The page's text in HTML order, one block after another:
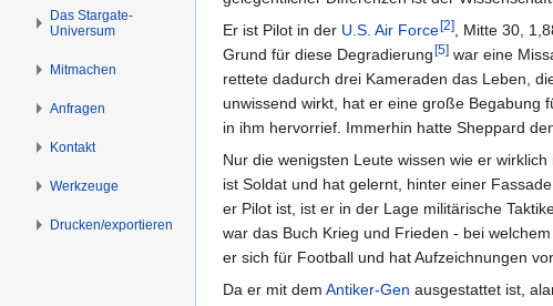
s
p
r
i
n
g
e
n
g
e
n
Er ist Pilot in der U.S. Air Force[2], Mitte 30,
Grund für diese Degradierung[5] war eine
rettete dadurch drei Kameraden das Leben,
unwissend wirkt, hat er eine große Begabung
in ihm hervorrief. Immerhin hatte Sheppard
Nur die wenigsten Leute wissen wie er
ist Soldat und hat gelernt, hinter einer
er Pilot ist, ist er in der Lage militärische
war das Buch Krieg und Frieden - bei
er sich für Football und hat Aufzeichnungen
Da er mit dem Antiker-Gen ausgestattet ist,
Das Stargate-
Universum
Mitmachen
Anfragen
Kontakt
Werkzeuge
Drucken/­exportieren